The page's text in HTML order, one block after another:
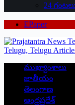
24
EPaper
ముఖ్యాంశాలు
జాతీయం
తెలంగాణ
ఆంధ్రప్రదేశ్